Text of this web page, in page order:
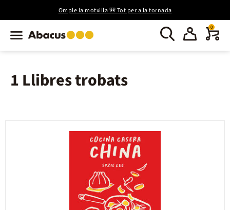
Omple la motxilla 🎒 Tot per a la tornada
0
1 Llibres trobats